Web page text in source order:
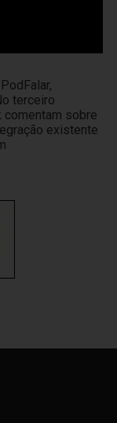
terceiro
sobre
existente